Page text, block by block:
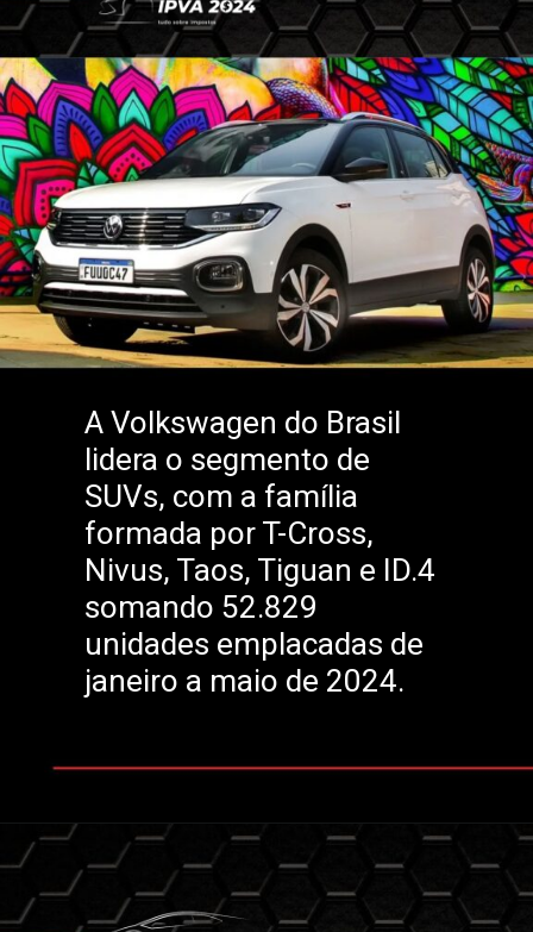
A Volkswagen do Brasil
lidera o segmento de
SUVs, com a família
formada por T-Cross,
Nivus, Taos, Tiguan e ID.4
somando 52.829
unidades emplacadas de
janeiro a maio de 2024.